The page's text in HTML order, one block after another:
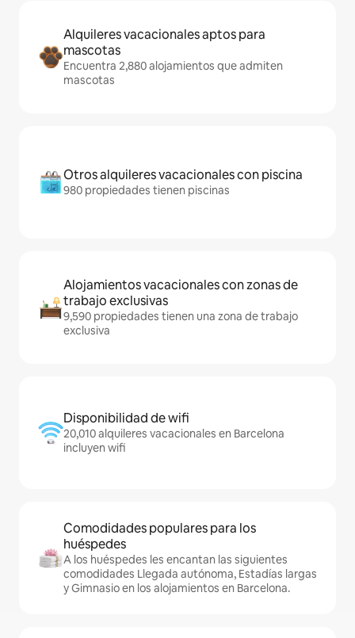
Alquileres vacacionales aptos para
mascotas
Encuentra 2,880 alojamientos que admiten
mascotas
Otros alquileres vacacionales con piscina
980 propiedades tienen piscinas
Alojamientos vacacionales con zonas de
trabajo exclusivas
9,590 propiedades tienen una zona de trabajo
exclusiva
Disponibilidad de wifi
20,010 alquileres vacacionales en Barcelona
incluyen wifi
Comodidades populares para los
huéspedes
A los huéspedes les encantan las siguientes
comodidades Llegada autónoma, Estadías largas
y Gimnasio en los alojamientos en Barcelona.